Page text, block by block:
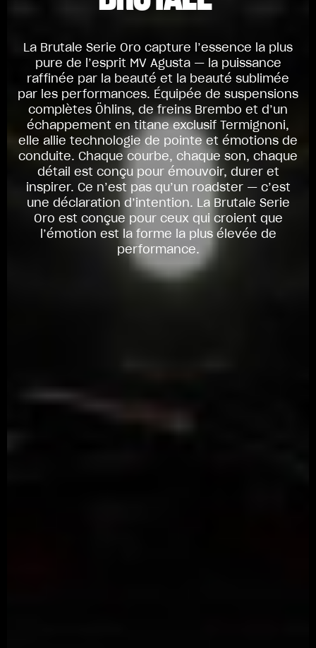
La Brutale Serie Oro capture l’essence la plus
pure de l’esprit MV Agusta — la puissance
raffinée par la beauté et la beauté sublimée
par les performances. Équipée de suspensions
complètes Öhlins, de freins Brembo et d’un
échappement en titane exclusif Termignoni,
elle allie technologie de pointe et émotions de
conduite. Chaque courbe, chaque son, chaque
détail est conçu pour émouvoir, durer et
inspirer. Ce n’est pas qu’un roadster — c’est
une déclaration d’intention. La Brutale Serie
Oro est conçue pour ceux qui croient que
l’émotion est la forme la plus élevée de
performance.